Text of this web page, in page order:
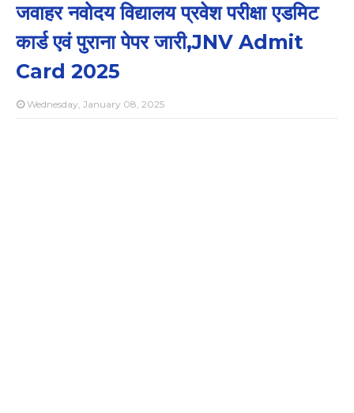
जवाहर नवोदय विद्यालय प्रवेश परीक्षा एडमिट
कार्ड एवं पुराना पेपर जारी,JNV Admit
Card 2025
Wednesday, January 08, 2025